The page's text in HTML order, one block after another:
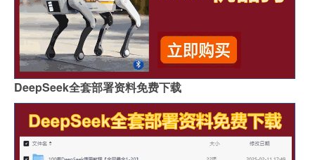
DeepSeek全套部署资料免费下载